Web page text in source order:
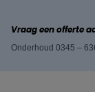
Vraag een offerte
Onderhoud 0345 –